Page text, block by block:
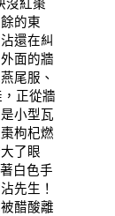
沒紅棗
的東
還在糾
面的牆
尾服、
正從牆
小型瓦
枸杞燃
了眼
白色手
先生！
醋酸離